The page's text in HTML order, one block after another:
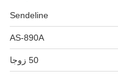
Sendeline
AS-890A
50 زوجا